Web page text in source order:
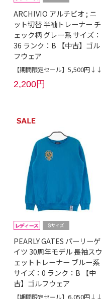
ARCHIVIO アルチビオ ; ニ
ット切替 半袖トレーナー チ
ェック柄 グレー系 サイズ：
36 ランク：B 【中古】ゴル
フウェア
【期間限定セール】5,500円↓↓
2,200円
PEARLY GATES パーリーゲ
イツ 30周年モデル 長袖スウ
ェットトレーナー ブルー系
サイズ：0 ランク：B 【中
古】ゴルフウェア
【期間限定セール】6,050円↓↓